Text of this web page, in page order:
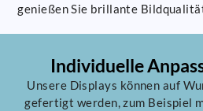
genießen Sie brillante
Individuelle
Unsere Displays können auf
gefertigt werden, zum Beispiel